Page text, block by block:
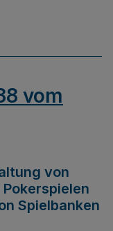
vom
von
Spielbanken